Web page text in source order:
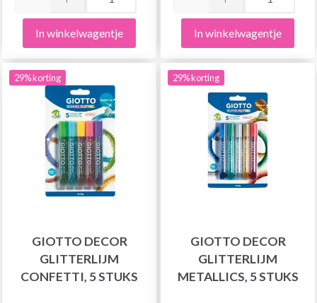
In winkelwagentje In winkelwagentje
29% korting
GIOTTO DECOR
GLITTERLIJM
CONFETTI, 5 STUKS
29% korting
GIOTTO DECOR
GLITTERLIJM
METALLICS, 5 STUKS